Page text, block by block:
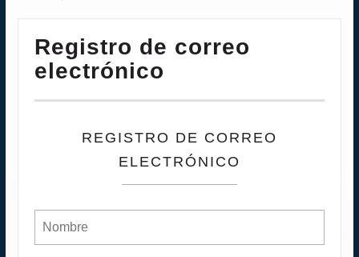
Registro de correo
electrónico
REGISTRO DE CORREO
ELECTRÓNICO